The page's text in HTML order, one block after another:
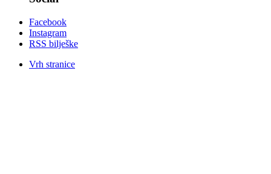
Facebook
Instagram
RSS bilješke
Vrh stranice